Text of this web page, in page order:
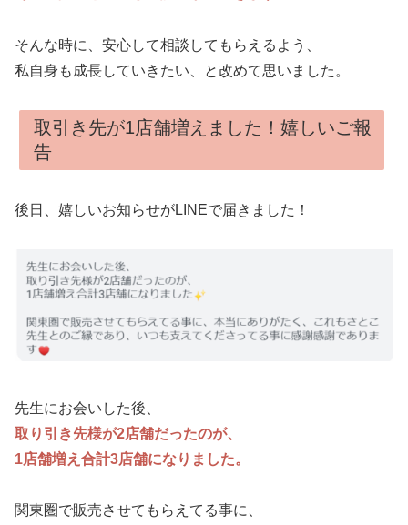
そんな時に、安心して相談してもらえるよう、
私自身も成長していきたい、と改めて思いました。
取引き先が1店舗増えました！嬉しいご報
告
後日、嬉しいお知らせがLINEで届きました！
先生にお会いした後、
取り引き先様が2店舗だったのが、
1店舗増え合計3店舗になりました。
関東圏で販売させてもらえてる事に、